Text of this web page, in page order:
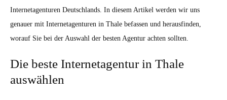
Internetagenturen Deutschlands. In diesem Artikel werden wir uns
genauer mit Internetagenturen in Thale befassen und herausfinden,
worauf Sie bei der Auswahl der besten Agentur achten sollten.
Die beste Internetagentur in Thale
auswählen